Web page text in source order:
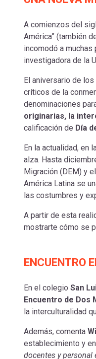
A comienzos del
América” (también
incomodó a muchas
investigadora de la
El aniversario de
críticos de la
denominaciones
originarias, la
calificación de Día
En la actualidad, en
alza. Hasta
Migración (DEM) y
América Latina se
las costumbres y
A partir de esta
mostrarte cómo se
ENCUENTRO
En el colegio San
Encuentro de Dos
la interculturalidad
Además, comenta
establecimiento y
docentes y personal